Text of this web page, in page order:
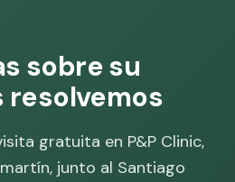
sobre su
resolvemos
gratuita en P&P Clinic,
junto al Santiago